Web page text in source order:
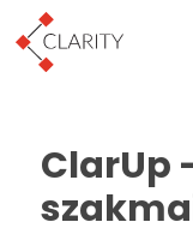
ClarUp